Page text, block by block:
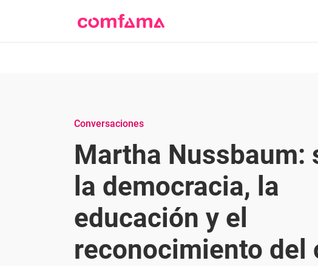
Conversaciones
Martha Nussbaum:
la democracia, la
educación y el
reconocimiento del